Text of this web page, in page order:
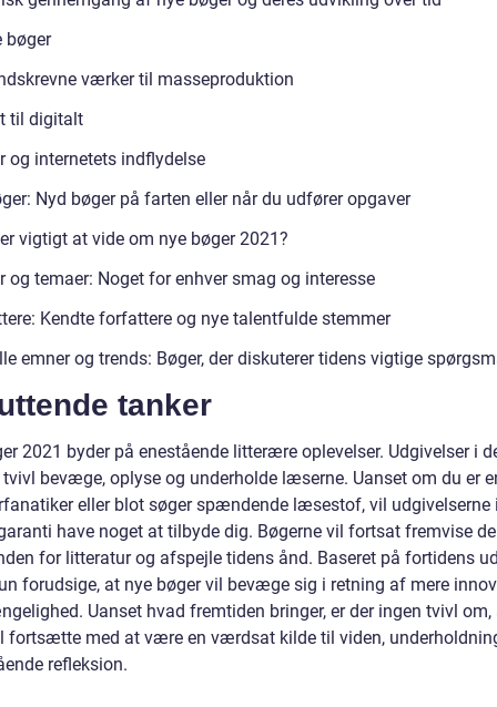
bøger
værker til masseproduktion
til digitalt
og internetets indflydelse
Nyd bøger på farten eller når du udfører opgaver
vigtigt at vide om nye bøger 2021?
og temaer: Noget for enhver smag og interesse
Kendte forfattere og nye talentfulde stemmer
emner og trends: Bøger, der diskuterer tidens vigtige
tanker
2021 byder på enestående litterære oplevelser. Udgivelser i
bevæge, oplyse og underholde læserne. Uanset om du er
eller blot søger spændende læsestof, vil udgivelserne
have noget at tilbyde dig. Bøgerne vil fortsat fremvise
for litteratur og afspejle tidens ånd. Baseret på fortidens
forudsige, at nye bøger vil bevæge sig i retning af mere
Uanset hvad fremtiden bringer, er der ingen tvivl om,
fortsætte med at være en værdsat kilde til viden,
refleksion.